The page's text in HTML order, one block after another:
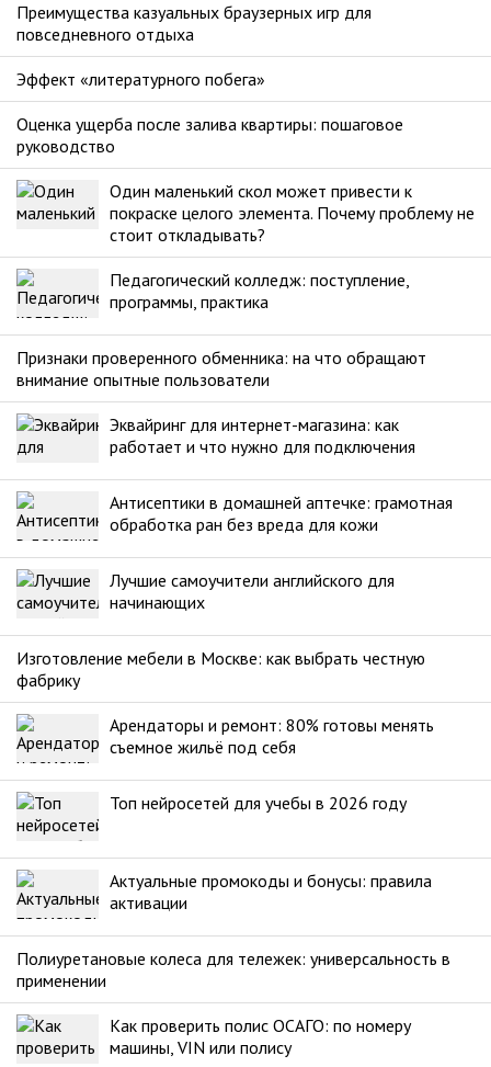
Преимущества казуальных браузерных игр для
повседневного отдыха
Эффект «литературного побега»
Оценка ущерба после залива квартиры: пошаговое
руководство
Один маленький скол может привести к
покраске целого элемента. Почему проблему не
стоит откладывать?
Педагогический колледж: поступление,
программы, практика
Признаки проверенного обменника: на что обращают
внимание опытные пользователи
Эквайринг для интернет-магазина: как
работает и что нужно для подключения
Антисептики в домашней аптечке: грамотная
обработка ран без вреда для кожи
Лучшие самоучители английского для
начинающих
Изготовление мебели в Москве: как выбрать честную
фабрику
Арендаторы и ремонт: 80% готовы менять
съемное жильё под себя
Топ нейросетей для учебы в 2026 году
Актуальные промокоды и бонусы: правила
активации
Полиуретановые колеса для тележек: универсальность в
применении
Как проверить полис ОСАГО: по номеру
машины, VIN или полису